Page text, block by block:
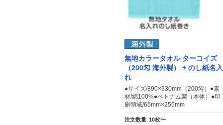
無地カラータオル ターコイズ
（200匁 海外製） + のし紙名入
れ
●サイズ/890×330mm（200匁）●素
材/綿100%●ベトナム製（本体）●印
刷領域/65mm×255mm
注文数量 10枚〜